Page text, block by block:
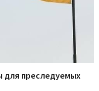
для преследуемых